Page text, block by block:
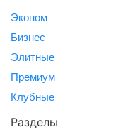
Эконом
Бизнес
Элитные
Премиум
Клубные
Разделы